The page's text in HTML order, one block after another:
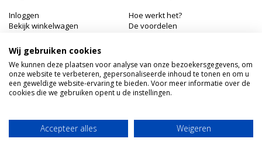
Inloggen
Bekijk winkelwagen
Hoe werkt het?
De voordelen
Hairworldshop.nl
Havik 41, 3811 EX Amersfoort
+31 033 462 41 40
BTW NL: NL001956496B19
IBAN: NL59INGB0005905773
Wij gebruiken cookies
We kunnen deze plaatsen voor analyse van onze bezoekersgegevens, om
onze website te verbeteren, gepersonaliseerde inhoud te tonen en om u
een geweldige website-ervaring te bieden. Voor meer informatie over de
cookies die we gebruiken opent u de instellingen.
Accepteer alles Weigeren